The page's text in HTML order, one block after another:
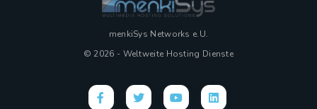
menkiSys Networks e.U.
© 2026 - Weltweite Hosting Dienste